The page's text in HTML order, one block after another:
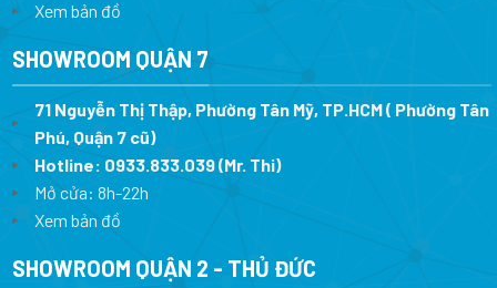
Xem bản đồ
SHOWROOM QUẬN 7
71 Nguyễn Thị Thập, Phường Tân Mỹ, TP.HCM ( Phường Tân
Phú, Quận 7 cũ)
Hotline: 0933.833.039(Mr. Thi)
Mở cửa: 8h-22h
Xem bản đồ
SHOWROOM QUẬN 2 - THỦ ĐỨC